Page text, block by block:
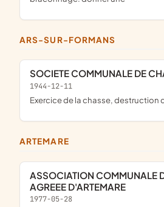
ARS-SUR-FORMANS
SOCIETE COMMUNALE DE
1944-12-11
exercice de la chasse, destruction
ARTEMARE
ASSOCIATION COMMUNALE DE CHASSE
AGREEE D'ARTEMARE
1977-05-28